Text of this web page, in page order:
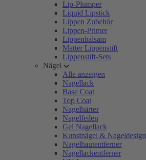
Lip-Plumper
Liquid Lipstick
Lippen Zubehör
Lippen-Primer
Lippenbalsam
Matter Lippenstift
Lippenstift-Sets
Nägel
Alle anzeigen
Nagellack
Base Coat
Top Coat
Nagelhärter
Nagelfeilen
Gel Nagellack
Kunstnägel & Nageldesign
Nagelhautentferner
Nagellackentferner